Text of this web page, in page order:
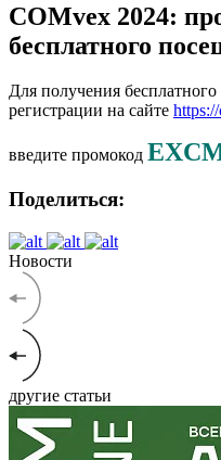
COMvex 2024:
бесплатного
Для получения
регистрации на сайте
введите промокод
Поделиться:
Новости
другие статьи